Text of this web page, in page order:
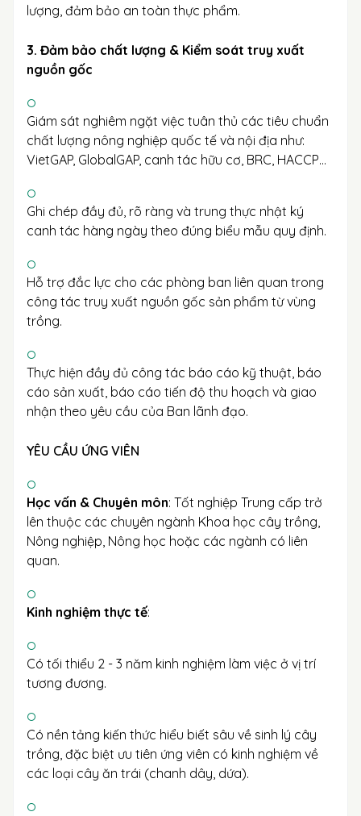
lượng, đảm bảo an toàn thực phẩm.
3. Đảm bảo chất lượng & Kiểm soát truy xuất
nguồn gốc
Giám sát nghiêm ngặt việc tuân thủ các tiêu chuẩn
chất lượng nông nghiệp quốc tế và nội địa như:
VietGAP, GlobalGAP, canh tác hữu cơ, BRC, HACCP…
Ghi chép đầy đủ, rõ ràng và trung thực nhật ký
canh tác hàng ngày theo đúng biểu mẫu quy định.
Hỗ trợ đắc lực cho các phòng ban liên quan trong
công tác truy xuất nguồn gốc sản phẩm từ vùng
trồng.
Thực hiện đầy đủ công tác báo cáo kỹ thuật, báo
cáo sản xuất, báo cáo tiến độ thu hoạch và giao
nhận theo yêu cầu của Ban lãnh đạo.
YÊU CẦU ỨNG VIÊN
Học vấn & Chuyên môn: Tốt nghiệp Trung cấp trở
lên thuộc các chuyên ngành Khoa học cây trồng,
Nông nghiệp, Nông học hoặc các ngành có liên
quan.
Kinh nghiệm thực tế:
Có tối thiểu 2 - 3 năm kinh nghiệm làm việc ở vị trí
tương đương.
Có nền tảng kiến thức hiểu biết sâu về sinh lý cây
trồng, đặc biệt ưu tiên ứng viên có kinh nghiệm về
các loại cây ăn trái (chanh dây, dứa).